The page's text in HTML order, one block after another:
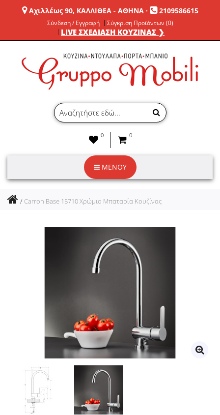
Αχιλλέως 90, ΚΑΛΛΙΘΕΑ - ΑΘΗΝΑ· 2109586615
Σύνδεση / Εγγραφή Σύγκριση Προϊόντων (0)
LIVE ΣΧΕΔΙΑΣΗ ΚΟΥΖΙΝΑΣ ❯
0 0
ΜΕΝΟΥ
Carron Base 15710 Χρώμιο Μπαταρία Κουζίνας